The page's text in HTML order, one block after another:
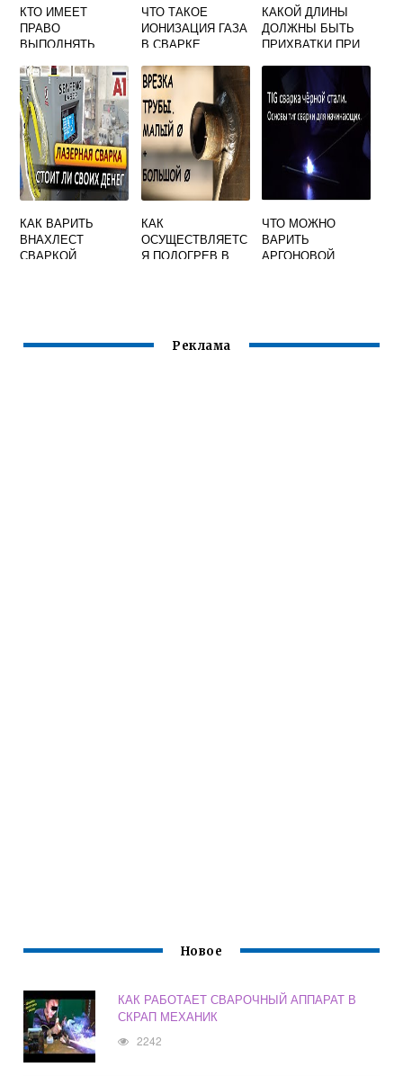
КТО ИМЕЕТ
ПРАВО
ВЫПОЛНЯТЬ
РАБОТЫ
ЧТО ТАКОЕ
ИОНИЗАЦИЯ ГАЗА
В СВАРКЕ
КАКОЙ ДЛИНЫ
ДОЛЖНЫ БЫТЬ
ПРИХВАТКИ ПРИ
КОРРОЗИОННОСТ
ОЙКИХ СТАЛЕЙ
АУСТЕНИТНО
ФЕРРИТНОГО
КАК ВАРИТЬ
ВНАХЛЕСТ
СВАРКОЙ
КАК
ОСУЩЕСТВЛЯЕТС
Я ПОДОГРЕВ В
ВОДОСНАБЖЕНИ
ЧТО МОЖНО
ВАРИТЬ
АРГОНОВОЙ
Реклама
Новое
КАК РАБОТАЕТ СВАРОЧНЫЙ АППАРАТ В
СКРАП МЕХАНИК
2242